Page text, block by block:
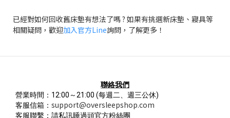
已經對如何回收舊床墊有想法了嗎 ? 如果有挑選新床墊、寢具等
相關疑問，歡迎加入官方Line詢問，了解更多！
聯絡我們
營業時間：12:00～21:00 (每週二、週三公休)
客服信箱： support@oversleepshop.com
客服聯繫：請私訊睡過頭官方粉絲團